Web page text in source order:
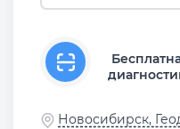
Новосибирск,